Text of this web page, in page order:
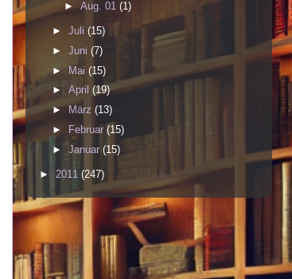
►Aug. 01(1)
► Juli (15)
► Juni (7)
► Mai (15)
► April (19)
► März (13)
►
Februar (15)
► Januar (15)
► 2011 (247)